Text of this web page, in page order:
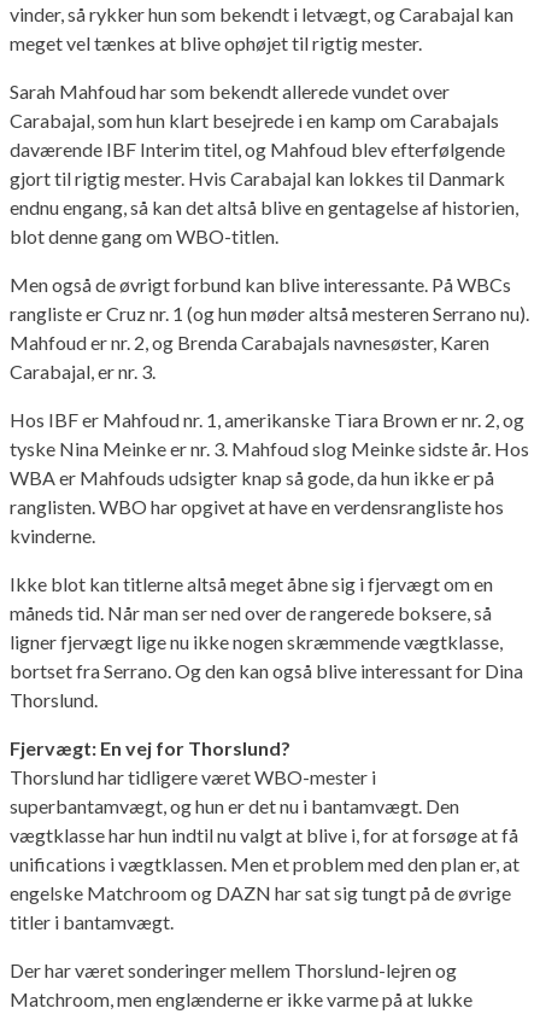
vinder, så rykker hun som bekendt i letvægt, og Carabajal kan
meget vel tænkes at blive ophøjet til rigtig mester.
Sarah Mahfoud har som bekendt allerede vundet over
Carabajal, som hun klart besejrede i en kamp om Carabajals
daværende IBF Interim titel, og Mahfoud blev efterfølgende
gjort til rigtig mester. Hvis Carabajal kan lokkes til Danmark
endnu engang, så kan det altså blive en gentagelse af historien,
blot denne gang om WBO-titlen.
Men også de øvrigt forbund kan blive interessante. På WBCs
rangliste er Cruz nr. 1 (og hun møder altså mesteren Serrano nu).
Mahfoud er nr. 2, og Brenda Carabajals navnesøster, Karen
Carabajal, er nr. 3.
Hos IBF er Mahfoud nr. 1, amerikanske Tiara Brown er nr. 2, og
tyske Nina Meinke er nr. 3. Mahfoud slog Meinke sidste år. Hos
WBA er Mahfouds udsigter knap så gode, da hun ikke er på
ranglisten. WBO har opgivet at have en verdensrangliste hos
kvinderne.
Ikke blot kan titlerne altså meget åbne sig i fjervægt om en
måneds tid. Når man ser ned over de rangerede boksere, så
ligner fjervægt lige nu ikke nogen skræmmende vægtklasse,
bortset fra Serrano. Og den kan også blive interessant for Dina
Thorslund.
Fjervægt: En vej for Thorslund?
Thorslund har tidligere været WBO-mester i
superbantamvægt, og hun er det nu i bantamvægt. Den
vægtklasse har hun indtil nu valgt at blive i, for at forsøge at få
unifications i vægtklassen. Men et problem med den plan er, at
engelske Matchroom og DAZN har sat sig tungt på de øvrige
titler i bantamvægt.
Der har været sonderinger mellem Thorslund-lejren og
Matchroom, men englænderne er ikke varme på at lukke